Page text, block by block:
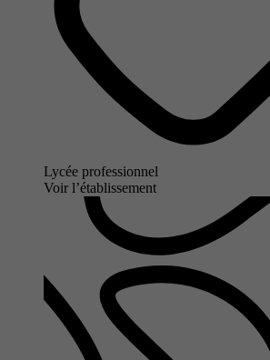
Lycée professionnel
Voir l’établissement